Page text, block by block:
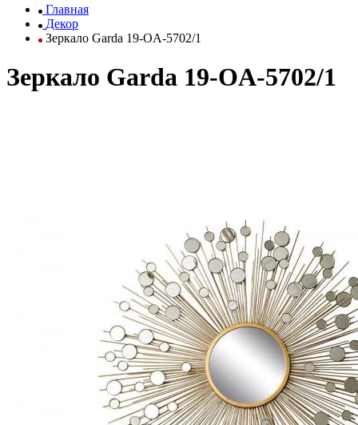
Главная
Декор
Зеркало Garda 19-OA-5702/1
Зеркало Garda 19-OA-5702/1